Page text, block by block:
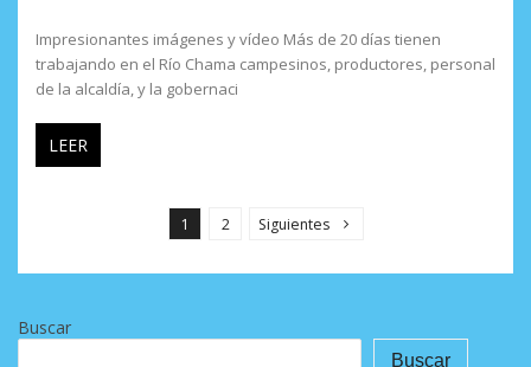
Impresionantes imágenes y vídeo Más de 20 días tienen
trabajando en el Río Chama campesinos, productores, personal
de la alcaldía, y la gobernaci
LEER
i
n
1 2 Siguientes
Buscar
Buscar